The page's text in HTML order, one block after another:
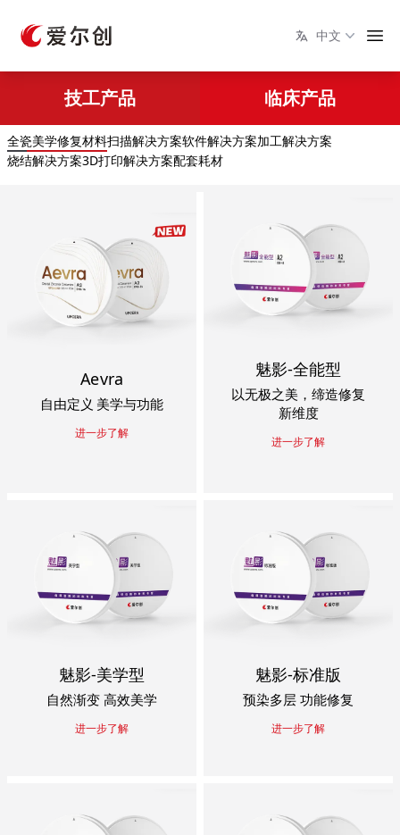
中文
技工产品 临床产品
全瓷美学修复材料扫描解决方案软件解决方案加工解决方案
烧结解决方案3D打印解决方案配套耗材
Aevra
自由定义 美学与功能
进一步了解
魅影-全能型
以无极之美，缔造修复
新维度
进一步了解
魅影-美学型
自然渐变 高效美学
进一步了解
魅影-标准版
预染多层 功能修复
进一步了解